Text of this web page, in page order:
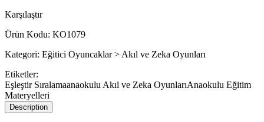
Karşılaştır
Ürün Kodu: KO1079
Kategori: Eğitici Oyuncaklar > Akıl ve Zeka Oyunları
Etiketler:
Eşleştir Sıralamaanaokulu Akıl ve Zeka OyunlarıAnaokulu Eğitim
Materyelleri
Description